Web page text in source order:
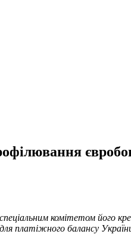
комітетом його
платіжного балансу